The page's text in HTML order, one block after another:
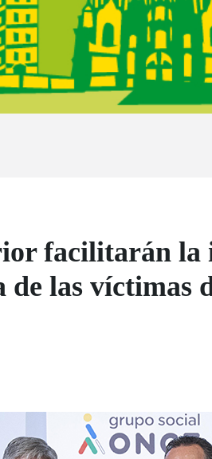
facilitarán la
las víctimas